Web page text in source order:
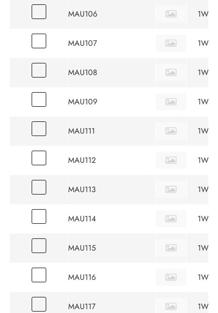
MAU106 1W
MAU107 1W
MAU108 1W
MAU109 1W
MAU111 1W
MAU112 1W
MAU113 1W
MAU114 1W
MAU115 1W
MAU116 1W
MAU117 1W